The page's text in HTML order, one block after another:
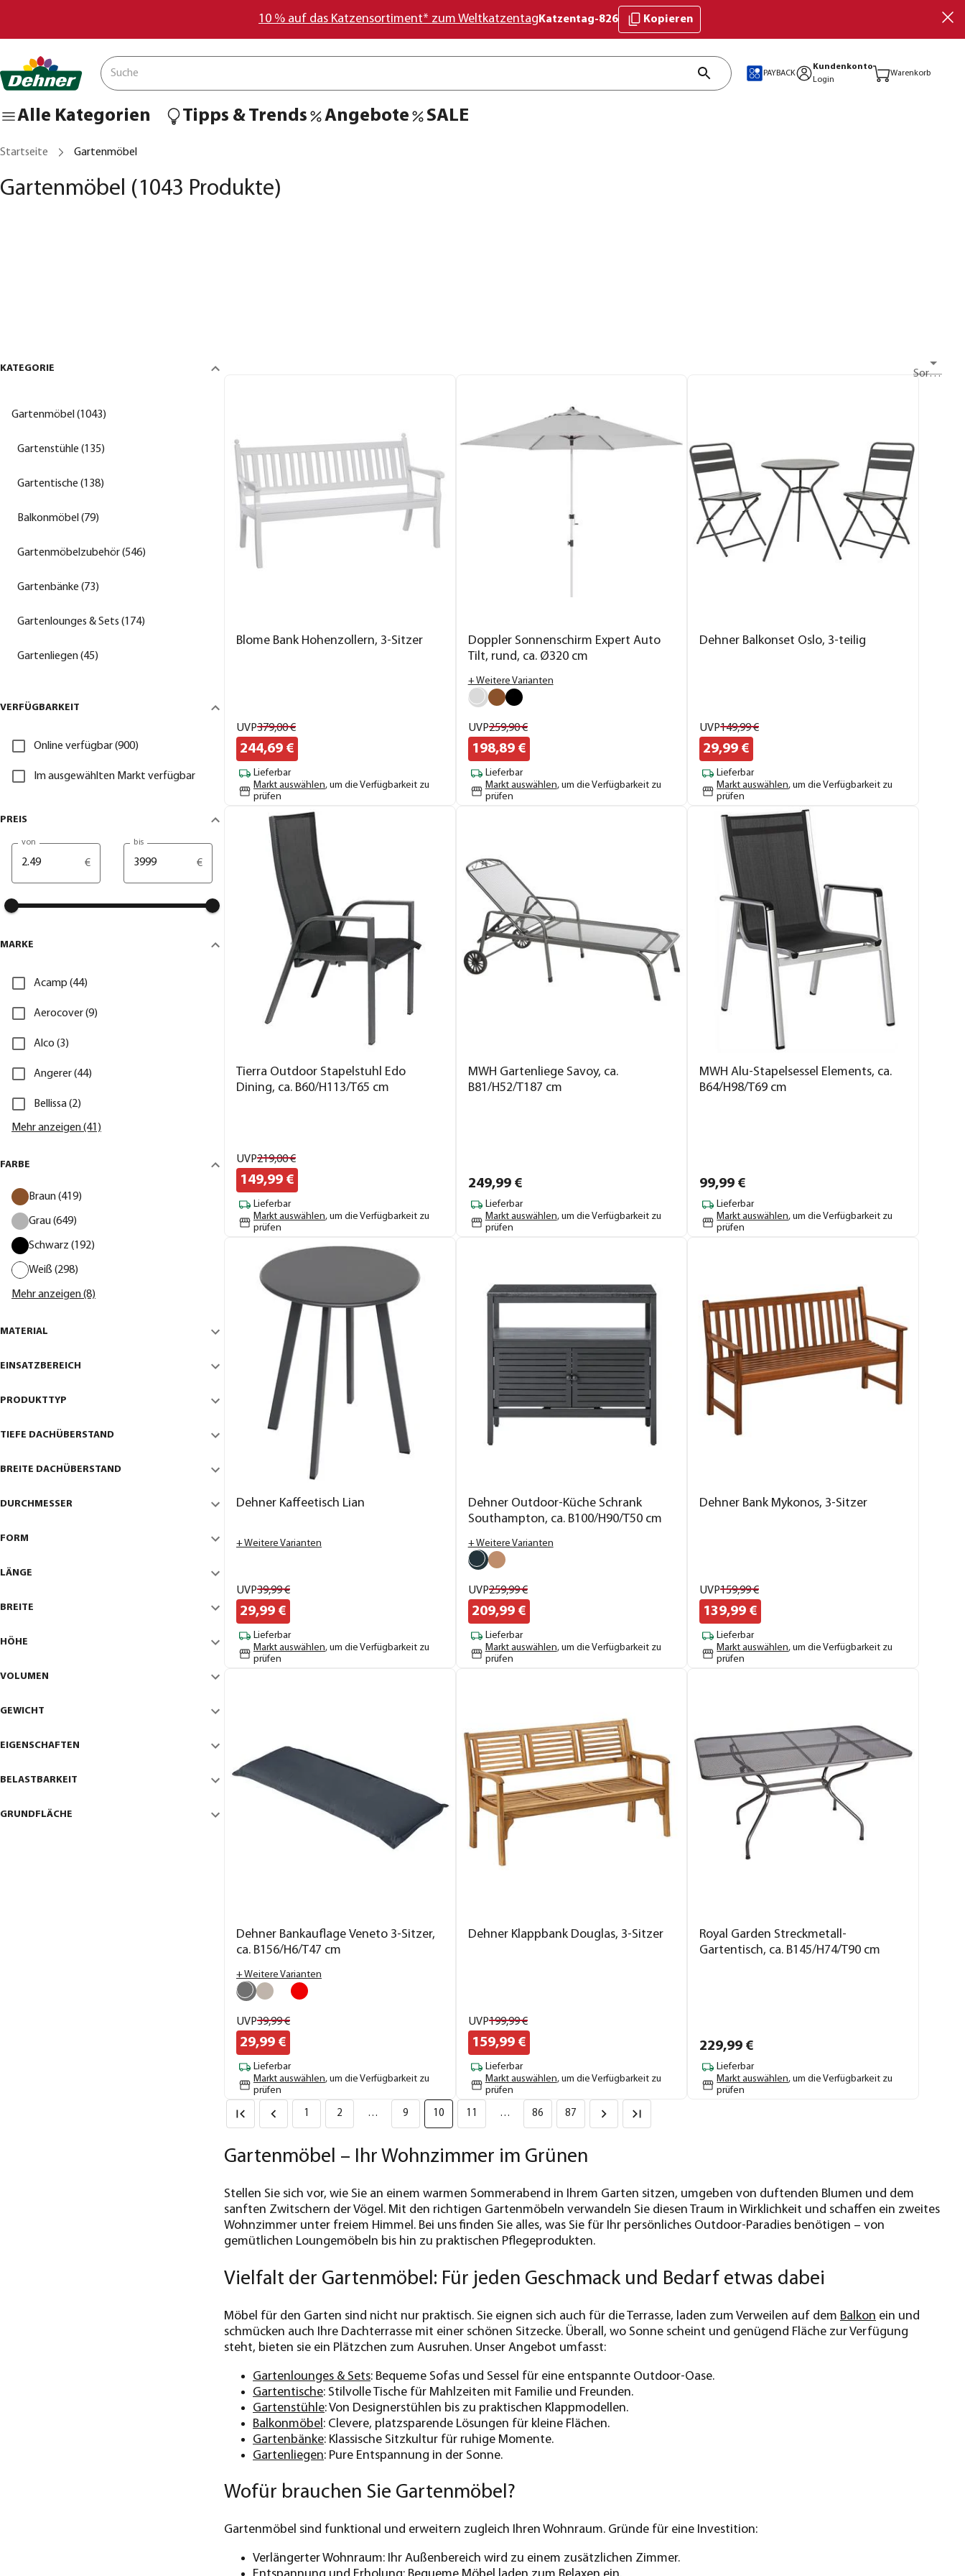
10 % auf das Katzensortiment* zum Weltkatzentag Katzentag-826 Kopieren
PAYBACK
Kundenkonto
Login
Warenkorb
Alle Kategorien Tipps & Trends Angebote SALE
Startseite Gartenmöbel
Gartenmöbel (1043 Produkte)
KATEGORIE
Gartenmöbel (1043)
Gartenstühle (135)
Gartentische (138)
Balkonmöbel (79)
Gartenmöbelzubehör (546)
Gartenbänke (73)
Gartenlounges & Sets (174)
Gartenliegen (45)
VERFÜGBARKEIT
Online verfügbar (900)
Im ausgewählten Markt verfügbar
PREIS
von
€
bis
€
MARKE
Acamp (44)
Aerocover (9)
Alco (3)
Angerer (44)
Bellissa (2)
Mehr anzeigen (41)
FARBE
Braun (419)
Grau (649)
Schwarz (192)
Weiß (298)
Mehr anzeigen (8)
MATERIAL
EINSATZBEREICH
PRODUKTTYP
TIEFE DACHÜBERSTAND
BREITE DACHÜBERSTAND
DURCHMESSER
FORM
LÄNGE
BREITE
HÖHE
VOLUMEN
GEWICHT
EIGENSCHAFTEN
BELASTBARKEIT
GRUNDFLÄCHE
Sortieren nach
Blome Bank Hohenzollern, 3-Sitzer
UVP379,00€
244,69 €
Lieferbar
Markt auswählen, um die Verfügbarkeit zu
prüfen
Doppler Sonnenschirm Expert Auto
Tilt, rund, ca. Ø320 cm
+ Weitere Varianten
UVP259,90€
198,89€
Lieferbar
Markt auswählen, um die Verfügbarkeit zu
prüfen
Dehner Balkonset Oslo, 3-teilig
UVP149,99€
29,99 €
Lieferbar
Markt auswählen, um die Verfügbarkeit zu
prüfen
Tierra Outdoor Stapelstuhl Edo
Dining, ca. B60/H113/T65 cm
UVP219,00€
149,99 €
Lieferbar
Markt auswählen, um die Verfügbarkeit zu
prüfen
MWH Gartenliege Savoy, ca.
B81/H52/T187 cm
249,99€
Lieferbar
Markt auswählen, um die Verfügbarkeit zu
prüfen
MWH Alu-Stapelsessel Elements, ca.
B64/H98/T69 cm
99,99 €
Lieferbar
Markt auswählen, um die Verfügbarkeit zu
prüfen
Dehner Kaffeetisch Lian
+ Weitere Varianten
UVP39,99€
29,99 €
Lieferbar
Markt auswählen, um die Verfügbarkeit zu
prüfen
Dehner Outdoor-Küche Schrank
Southampton, ca. B100/H90/T50 cm
+ Weitere Varianten
UVP259,99€
209,99€
Lieferbar
Markt auswählen, um die Verfügbarkeit zu
prüfen
Dehner Bank Mykonos, 3-Sitzer
UVP159,99€
139,99 €
Lieferbar
Markt auswählen, um die Verfügbarkeit zu
prüfen
Dehner Bankauflage Veneto 3-Sitzer,
ca. B156/H6/T47 cm
+ Weitere Varianten
UVP39,99€
29,99 €
Lieferbar
Markt auswählen, um die Verfügbarkeit zu
prüfen
Dehner Klappbank Douglas, 3-Sitzer
UVP199,99€
159,99€
Lieferbar
Markt auswählen, um die Verfügbarkeit zu
prüfen
Royal Garden Streckmetall-
Gartentisch, ca. B145/H74/T90 cm
229,99 €
Lieferbar
Markt auswählen, um die Verfügbarkeit zu
prüfen
1 2 … 9 10 11 … 86 87
Gartenmöbel – Ihr Wohnzimmer im Grünen
Stellen Sie sich vor, wie Sie an einem warmen Sommerabend in Ihrem Garten sitzen, umgeben von duftenden Blumen und dem
sanften Zwitschern der Vögel. Mit den richtigen Gartenmöbeln verwandeln Sie diesen Traum in Wirklichkeit und schaffen ein zweites
Wohnzimmer unter freiem Himmel. Bei uns finden Sie alles, was Sie für Ihr persönliches Outdoor-Paradies benötigen – von
gemütlichen Loungemöbeln bis hin zu praktischen Pflegeprodukten.
Vielfalt der Gartenmöbel: Für jeden Geschmack und Bedarf etwas dabei
Möbel für den Garten sind nicht nur praktisch. Sie eignen sich auch für die Terrasse, laden zum Verweilen auf dem Balkon ein und
schmücken auch Ihre Dachterrasse mit einer schönen Sitzecke. Überall, wo Sonne scheint und genügend Fläche zur Verfügung
steht, bieten sie ein Plätzchen zum Ausruhen. Unser Angebot umfasst:
Gartenlounges & Sets: Bequeme Sofas und Sessel für eine entspannte Outdoor-Oase.
Gartentische: Stilvolle Tische für Mahlzeiten mit Familie und Freunden.
Gartenstühle: Von Designerstühlen bis zu praktischen Klappmodellen.
Balkonmöbel: Clevere, platzsparende Lösungen für kleine Flächen.
Gartenbänke: Klassische Sitzkultur für ruhige Momente.
Gartenliegen: Pure Entspannung in der Sonne.
Wofür brauchen Sie Gartenmöbel?
Gartenmöbel sind funktional und erweitern zugleich Ihren Wohnraum. Gründe für eine Investition:
Verlängerter Wohnraum: Ihr Außenbereich wird zu einem zusätzlichen Zimmer.